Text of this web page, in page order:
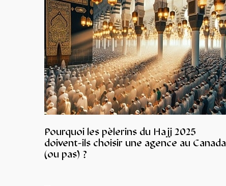
Pourquoi les pèlerins du Hajj 2025
doivent-ils choisir une agence au Canada
(ou pas) ?